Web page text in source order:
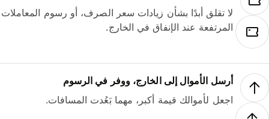
لا تقلق أبدًا بشأن زيادات سعر الصرف، أو رسوم المعاملات
المرتفعة عند الإنفاق في الخارج.
أرسل الأموال إلى الخارج، ووفر في الرسوم
اجعل لأموالك قيمة أكبر، مهما بَعُدت المسافات.